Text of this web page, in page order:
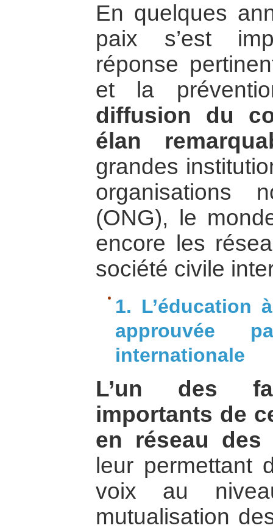
En quelques
paix s’est
réponse
et la
diffusion du
élan
grandes
organisations
(ONG), le
encore les
société civile
1. L’éducation
approuvée
internationale
L’un des
importants de
en réseau
leur permettant
voix au
mutualisation